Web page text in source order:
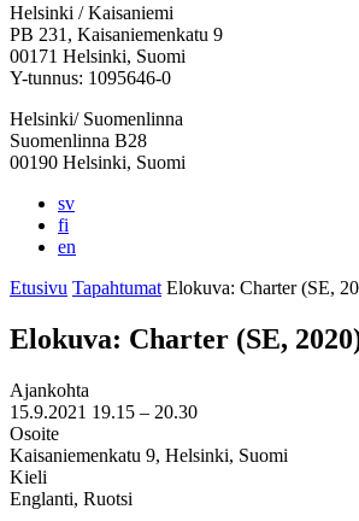
Facebook:
Avataan
uuteen
välilehteen
Instagram:
Avataan
uuteen
välilehteen
TikTok:
Avataan
uuteen
välilehteen
Youtube:
Avataan
uuteen
välilehteen
Vimeo:
Avataan
uuteen
välilehteen
Helsinki / Kaisaniemi
PB 231, Kaisaniemenkatu 9
00171 Helsinki, Suomi
Y-tunnus: 1095646-0
Helsinki/ Suomenlinna
Suomenlinna B28
00190 Helsinki, Suomi
sv
fi
en
Etusivu Tapahtumat Elokuva: Charter (SE,
Elokuva: Charter (SE,
Ajankohta
15.9.2021 19.15 – 20.30
Osoite
Kaisaniemenkatu 9, Helsinki, Suomi
Kieli
Englanti, Ruotsi